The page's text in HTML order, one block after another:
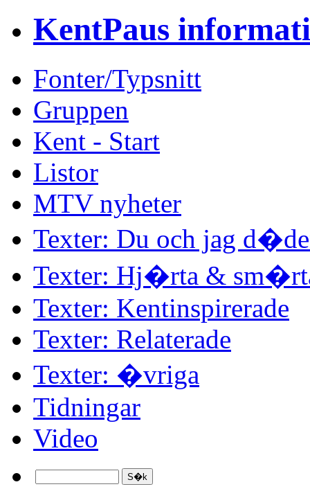
KentPaus
Fonter/Typsnitt
Gruppen
Kent - Start
Listor
MTV nyheter
Texter: Du och jag
Texter: Hj�rta &
Texter: Kentinspirerade
Texter: Relaterade
Texter: �vriga
Tidningar
Video